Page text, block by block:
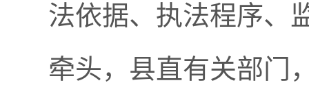
法依据、执法程序、
牵头，县直有关部门